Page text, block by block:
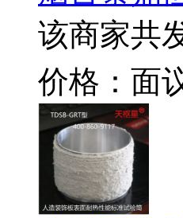
该商家共
价格：面